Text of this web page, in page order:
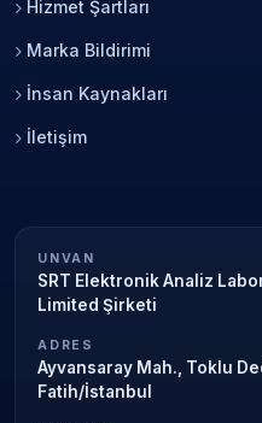
Hizmet Şartları
Marka Bildirimi
İnsan Kaynakları
İletişim
UNVAN
SRT Elektronik Analiz
Limited Şirketi
ADRES
Ayvansaray Mah., Toklu
Fatih/İstanbul